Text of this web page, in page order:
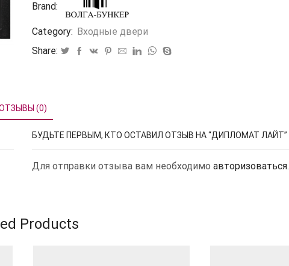
Brand:
Category: Входные двери
Share:
(0)
БУДЬТЕ ПЕРВЫМ, КТО ОСТАВИЛ ОТЗЫВ НА “ДИПЛОМАТ ЛАЙТ”
Для отправки отзыва вам необходимо авторизоваться.
Products